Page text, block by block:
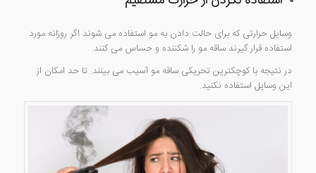
وسایل حرارتی که برای حالت دادن به مو استفاده می شوند اگر روزانه مورد
استفاده قرار گیرند ساقه مو را شکننده و حساس می کنند.
در نتیجه با کوچکترین تحریکی ساقه مو آسیب می بینند. تا حد امکان از
این وسایل استفاده نکنید.